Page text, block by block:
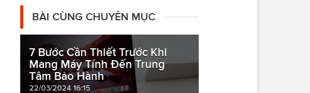
BÀI CÙNG CHUYÊN MỤC
7 Bước Cần Thiết Trước Khi
Mang Máy Tính Đến Trung
Tâm Bảo Hành
22/03/2024 16:15